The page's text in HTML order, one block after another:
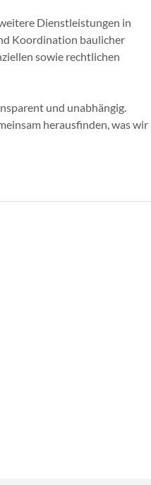
Dienstleistungen in
Koordination baulicher
sowie rechtlichen
und unabhängig.
herausfinden, was wir